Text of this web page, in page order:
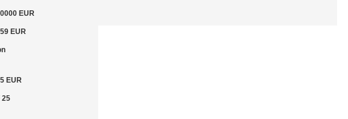
EUR
EUR
EUR
25